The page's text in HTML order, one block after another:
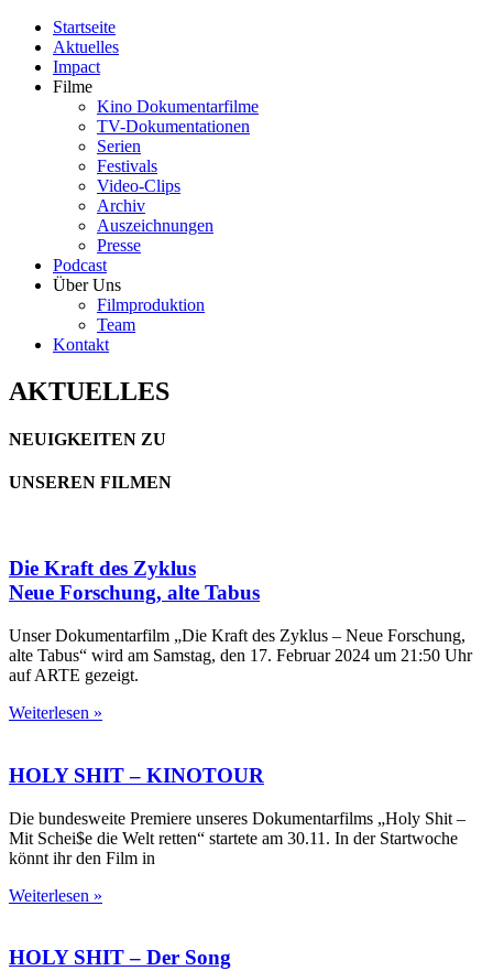
Startseite
Aktuelles
Impact
Filme
Kino Dokumentarfilme
TV-Dokumentationen
Serien
Festivals
Video-Clips
Archiv
Auszeichnungen
Presse
Podcast
Über Uns
Filmproduktion
Team
Kontakt
AKTUELLES
NEUIGKEITEN ZU
UNSEREN FILMEN
Die Kraft des Zyklus
Neue Forschung, alte Tabus
Unser Dokumentarfilm „Die Kraft des Zyklus – Neue Forschung,
alte Tabus“ wird am Samstag, den 17. Februar 2024 um 21:50 Uhr
auf ARTE gezeigt.
Weiterlesen »
HOLY SHIT – KINOTOUR
Die bundesweite Premiere unseres Dokumentarfilms „Holy Shit –
Mit Schei$e die Welt retten“ startete am 30.11. In der Startwoche
könnt ihr den Film in
Weiterlesen »
HOLY SHIT– Der Song